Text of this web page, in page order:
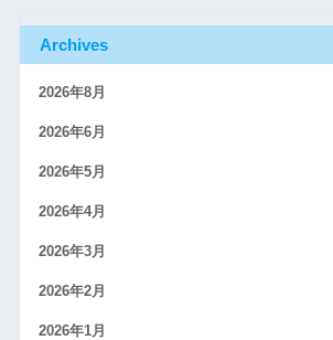
Archives
2026年8月
2026年6月
2026年5月
2026年4月
2026年3月
2026年2月
2026年1月